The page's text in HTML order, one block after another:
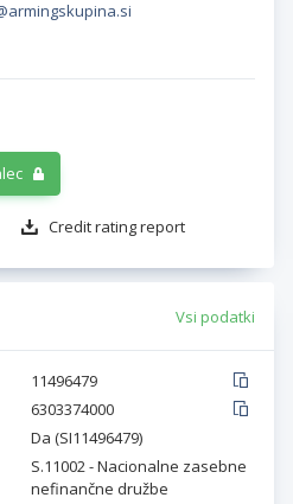
Credit rating report
Vsi podatki
11496479
6303374000
Da (SI11496479)
S.11002 - Nacionalne zasebne
nefinančne družbe